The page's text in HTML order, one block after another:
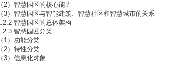
（2）智慧园区的核心能力
（3）智慧园区与智能建筑、智慧社区和智慧城市的关系
智慧园区的总体架构
智慧园区分类
（1）功能分类
（2）特性分类
（3）信息化对象